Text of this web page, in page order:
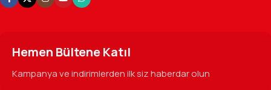
Hemen Bültene Katıl
Kampanya ve indirimlerden ilk siz haberdar olun